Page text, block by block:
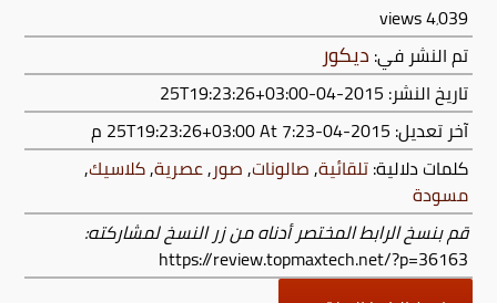
4٬039views
تم النشر في: ديكور
تاريخ النشر: 2015-04-25T19:23:26+03:00
آخر تعديل: 2015-04-25T19:23:26+03:00
At 7:23 م
كلمات دلالية:تلقائية,صالونات,صور,عصرية,كلاسيك,
مسودة
قم بنسخ الرابط المختصر أدناه من زر النسخ لمشاركته:
https://review.topmaxtech.net/?p=36163